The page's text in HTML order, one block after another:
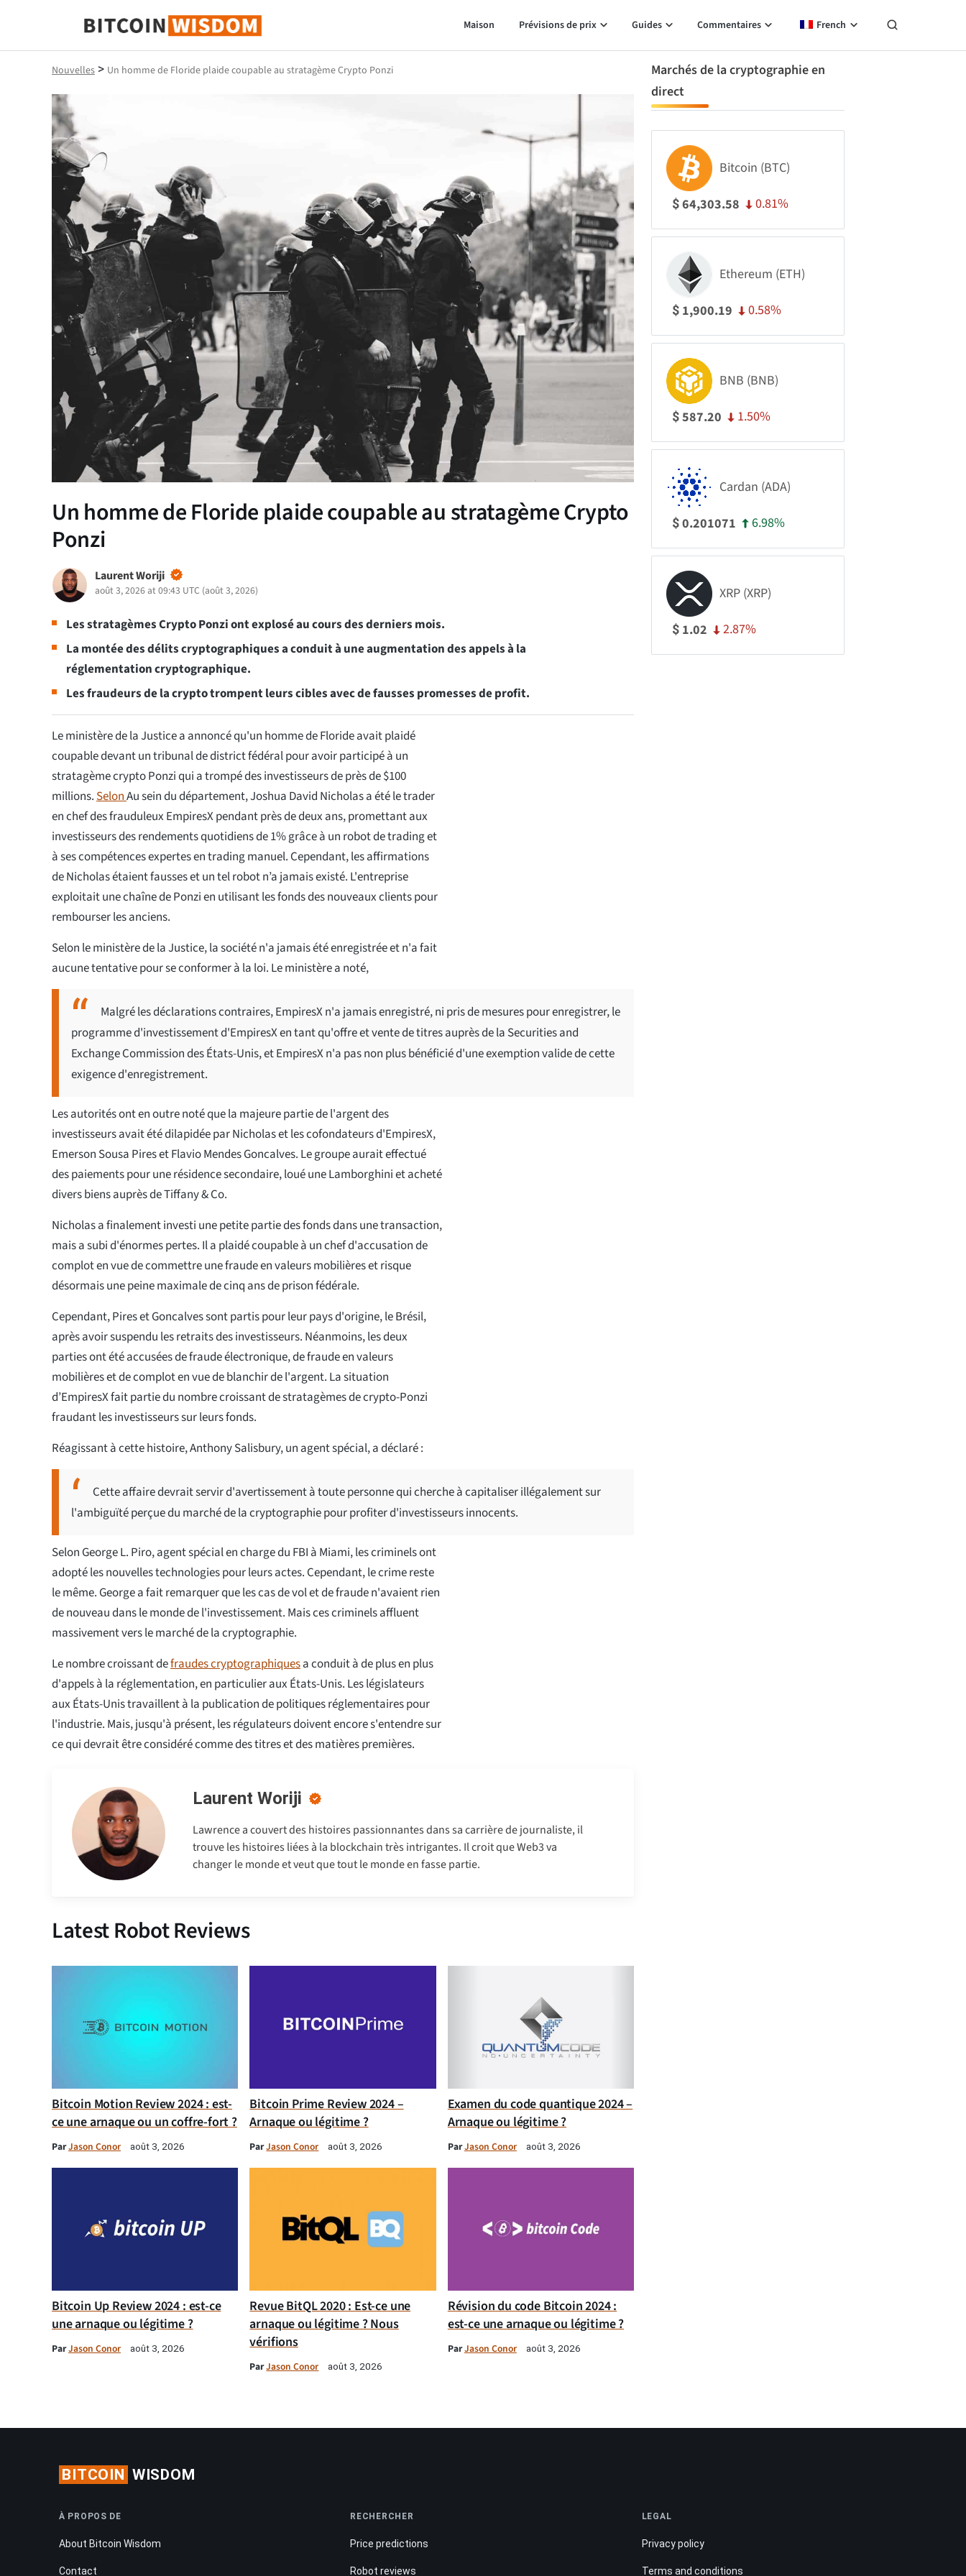
Bitcoin Sagesse
Maison Prévisions de prix Guides Commentaires French
Nouvelles > Un homme de Floride plaide coupable au stratagème Crypto Ponzi
Un homme de Floride plaide coupable au stratagème Crypto
Ponzi
Laurent Woriji
août 3, 2026 at 09:43 UTC (août 3, 2026)
Les stratagèmes Crypto Ponzi ont explosé au cours des derniers mois.
La montée des délits cryptographiques a conduit à une augmentation des appels à la
réglementation cryptographique.
Les fraudeurs de la crypto trompent leurs cibles avec de fausses promesses de profit.
Le ministère de la Justice a annoncé qu'un homme de Floride avait plaidé
coupable devant un tribunal de district fédéral pour avoir participé à un
stratagème crypto Ponzi qui a trompé des investisseurs de près de $100
millions.SelonAu sein du département, Joshua David Nicholas a été le trader
en chef des frauduleux EmpiresX pendant près de deux ans, promettant aux
investisseurs des rendements quotidiens de 1% grâce à un robot de trading et
à ses compétences expertes en trading manuel. Cependant, les affirmations
de Nicholas étaient fausses et un tel robot n’a jamais existé. L'entreprise
exploitait une chaîne de Ponzi en utilisant les fonds des nouveaux clients pour
rembourser les anciens.
Selon le ministère de la Justice, la société n'a jamais été enregistrée et n'a fait
aucune tentative pour se conformer à la loi. Le ministère a noté,
Malgré les déclarations contraires, EmpiresX n'a jamais enregistré, ni pris de mesures pour enregistrer, le
programme d'investissement d'EmpiresX en tant qu'offre et vente de titres auprès de la Securities and
Exchange Commission des États-Unis, et EmpiresX n'a pas non plus bénéficié d'une exemption valide de cette
exigence d'enregistrement.
Les autorités ont en outre noté que la majeure partie de l'argent des
investisseurs avait été dilapidée par Nicholas et les cofondateurs d'EmpiresX,
Emerson Sousa Pires et Flavio Mendes Goncalves. Le groupe aurait effectué
des paiements pour une résidence secondaire, loué une Lamborghini et acheté
divers biens auprès de Tiffany & Co.
Nicholas a finalement investi une petite partie des fonds dans une transaction,
mais a subi d'énormes pertes. Il a plaidé coupable à un chef d'accusation de
complot en vue de commettre une fraude en valeurs mobilières et risque
désormais une peine maximale de cinq ans de prison fédérale.
Cependant, Pires et Goncalves sont partis pour leur pays d'origine, le Brésil,
après avoir suspendu les retraits des investisseurs. Néanmoins, les deux
parties ont été accusées de fraude électronique, de fraude en valeurs
mobilières et de complot en vue de blanchir de l'argent. La situation
d’EmpiresX fait partie du nombre croissant de stratagèmes de crypto-Ponzi
fraudant les investisseurs sur leurs fonds.
Réagissant à cette histoire, Anthony Salisbury, un agent spécial, a déclaré :
Cette affaire devrait servir d'avertissement à toute personne qui cherche à capitaliser illégalement sur
l'ambiguïté perçue du marché de la cryptographie pour profiter d'investisseurs innocents.
Selon George L. Piro, agent spécial en charge du FBI à Miami, les criminels ont
adopté les nouvelles technologies pour leurs actes. Cependant, le crime reste
le même. George a fait remarquer que les cas de vol et de fraude n'avaient rien
de nouveau dans le monde de l'investissement. Mais ces criminels affluent
massivement vers le marché de la cryptographie.
Le nombre croissant defraudes cryptographiquesa conduit à de plus en plus
d'appels à la réglementation, en particulier aux États-Unis. Les législateurs
aux États-Unis travaillent à la publication de politiques réglementaires pour
l'industrie. Mais, jusqu'à présent, les régulateurs doivent encore s'entendre sur
ce qui devrait être considéré comme des titres et des matières premières.
Laurent Woriji
Lawrence a couvert des histoires passionnantes dans sa carrière de journaliste, il
trouve les histoires liées à la blockchain très intrigantes. Il croit que Web3 va
changer le monde et veut que tout le monde en fasse partie.
Latest Robot Reviews
Bitcoin Motion Review 2024 : est-
ce une arnaque ou un coffre-fort ?
ParJason Conor août 3, 2026
Bitcoin Prime Review 2024 –
Arnaque ou légitime ?
ParJason Conor août 3, 2026
Examen du code quantique 2024 –
Arnaque ou légitime ?
ParJason Conor août 3, 2026
Bitcoin Up Review 2024 : est-ce
une arnaque ou légitime ?
ParJason Conor août 3, 2026
Revue BitQL 2020 : Est-ce une
arnaque ou légitime ? Nous
vérifions
ParJason Conor août 3, 2026
Révision du code Bitcoin 2024 :
est-ce une arnaque ou légitime ?
ParJason Conor août 3, 2026
Marchés de la cryptographie en
direct
Bitcoin (BTC)
$64,303.58 0.81%
Ethereum (ETH)
$ 1,900.19 0.58%
BNB (BNB)
$587.20 1.50%
Cardan (ADA)
$0.201071 6.98%
XRP (XRP)
$ 1.02 2.87%
BITCOIN WISDOM
À PROPOS DE
About Bitcoin Wisdom
Contact
RECHERCHER
Price predictions
Robot reviews
LEGAL
Privacy policy
Terms and conditions